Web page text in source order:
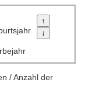
/ Anzahl der